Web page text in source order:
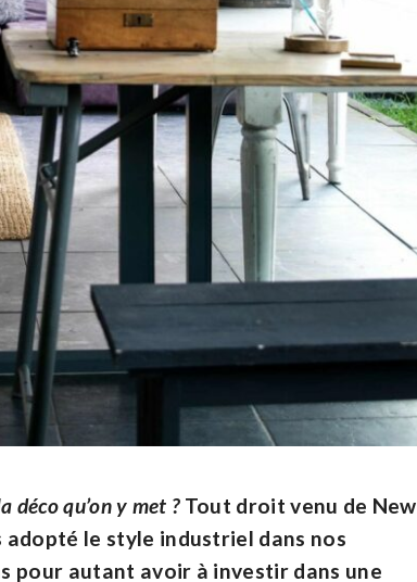
qu’on y met ?Tout droit venu de New
adopté le style industriel dans nos
pour autant avoir à investir dans une